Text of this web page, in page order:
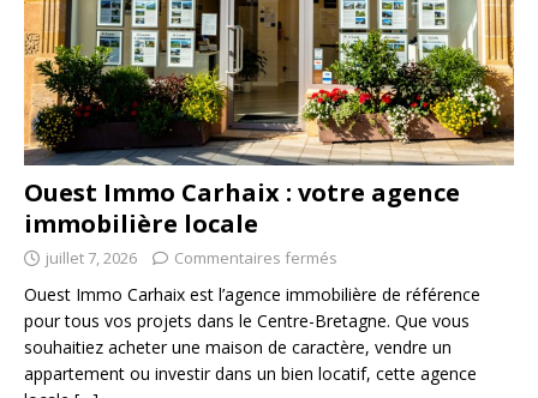
Ouest Immo Carhaix : votre agence
immobilière locale
juillet 7, 2026 Commentaires fermés
Ouest Immo Carhaix est l’agence immobilière de référence
pour tous vos projets dans le Centre-Bretagne. Que vous
souhaitiez acheter une maison de caractère, vendre un
appartement ou investir dans un bien locatif, cette agence